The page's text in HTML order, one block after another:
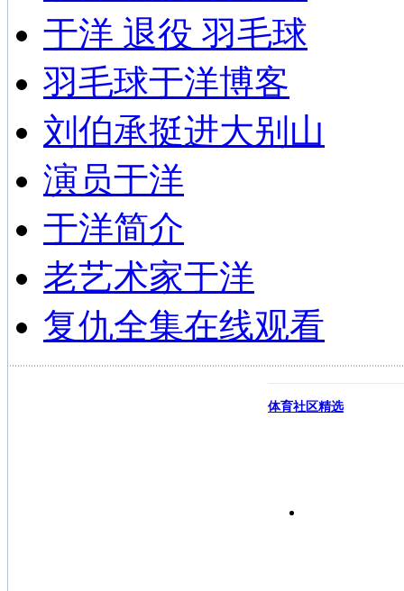
于洋 退役 羽毛球
羽毛球于洋博客
刘伯承挺进大别山
演员于洋
于洋简介
老艺术家于洋
复仇全集在线观看
体育社区精选